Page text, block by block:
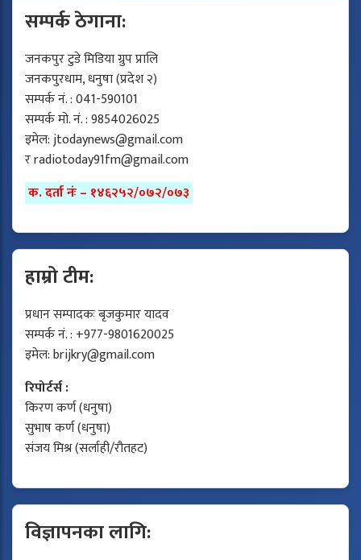
सम्पर्क ठेगाना:
जनकपुर टुडे मिडिया ग्रुप प्रालि
जनकपुरधाम, धनुषा (प्रदेश २)
सम्पर्क नं. : 041-590101
सम्पर्क मो. नं. : 9854026025
इमेल:jtodaynews@gmail.com
रradiotoday91fm@gmail.com
क. दर्ता नंः – १४६२५२/०७२/०७३
हाम्रो टीम:
प्रधान सम्पादकः बृजकुमार यादव
सम्पर्क नं. : +977-9801620025
इमेल:brijkry@gmail.com
रिपोर्टर्स :
किरण कर्ण (धनुषा)
सुभाष कर्ण (धनुषा)
संजय मिश्र (सर्लाही/रौतहट)
विज्ञापनका लागि: